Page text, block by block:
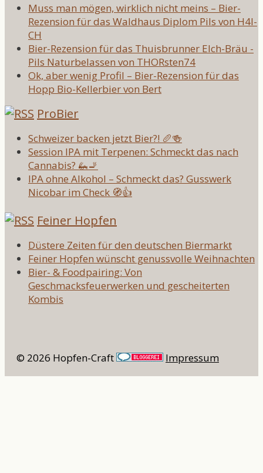
Muss man mögen, wirklich nicht meins – Bier-
Rezension für das Waldhaus Diplom Pils von H4l-
CH
Bier-Rezension für das Thuisbrunner Elch-Bräu -
Pils Naturbelassen von THORsten74
Ok, aber wenig Profil – Bier-Rezension für das
Hopp Bio-Kellerbier von Bert
ProBier
Schweizer backen jetzt Bier?! 🥖🍻
Session IPA mit Terpenen: Schmeckt das nach
Cannabis? 🦗🚬
IPA ohne Alkohol – Schmeckt das? Gusswerk
Nicobar im Check 🧭👍
Feiner Hopfen
Düstere Zeiten für den deutschen Biermarkt
Feiner Hopfen wünscht genussvolle Weihnachten
Bier- & Foodpairing: Von
Geschmacksfeuerwerken und gescheiterten
Kombis
© 2026 Hopfen-Craft Impressum